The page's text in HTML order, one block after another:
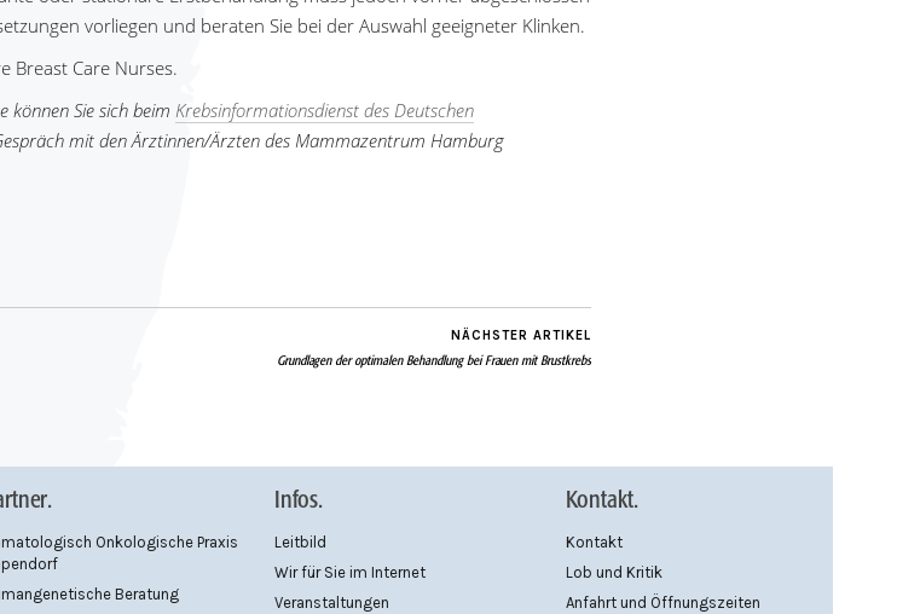
vorliegen und beraten Sie bei der Auswahl geeigneter Klinken.
Breast Care Nurses.
können Sie sich beim Krebsinformationsdienst des Deutschen
mit den Ärztinnen/Ärzten des Mammazentrum Hamburg
NÄCHSTER ARTIKEL
Grundlagen der optimalen Behandlung bei Frauen mit Brustkrebs
Onkologische Praxis
Beratung
Infos.
Leitbild
Wir für Sie im Internet
Veranstaltungen
Kontakt.
Kontakt
Lob und Kritik
Anfahrt und Öffnungszeiten